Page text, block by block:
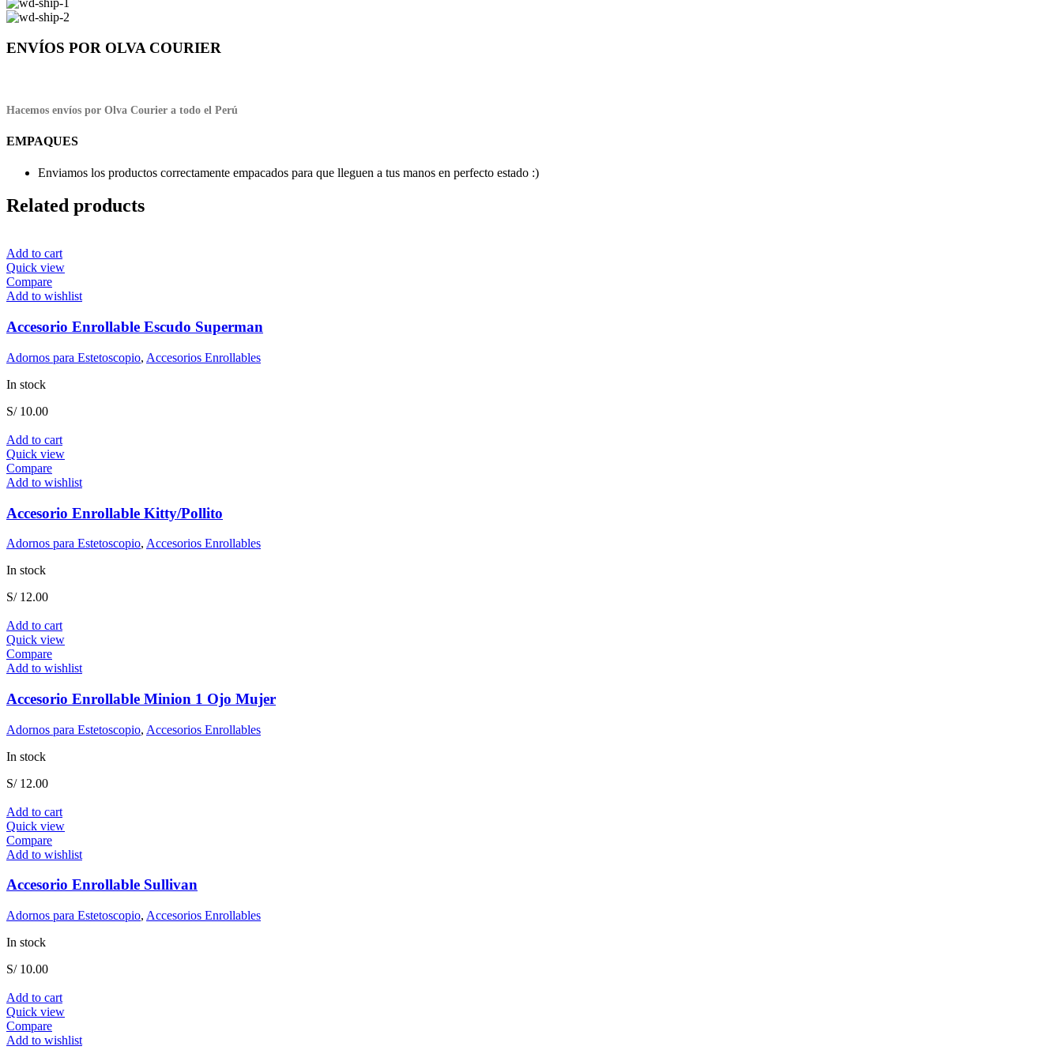
ENVÍOS POR OLVA COURIER
Hacemos envíos por Olva Courier a todo el Perú
EMPAQUES
Enviamos los productos correctamente empacados para que lleguen a tus manos en perfecto estado :)
Related products
Add to cart
Quick view
Compare
Add to wishlist
Accesorio Enrollable Escudo Superman
Adornos para Estetoscopio, Accesorios Enrollables
In stock
S/10.00
Add to cart
Quick view
Compare
Add to wishlist
Accesorio Enrollable Kitty/Pollito
Adornos para Estetoscopio, Accesorios Enrollables
In stock
S/12.00
Add to cart
Quick view
Compare
Add to wishlist
Accesorio Enrollable Minion 1 Ojo Mujer
Adornos para Estetoscopio, Accesorios Enrollables
In stock
S/12.00
Add to cart
Quick view
Compare
Add to wishlist
Accesorio Enrollable Sullivan
Adornos para Estetoscopio, Accesorios Enrollables
In stock
S/10.00
Add to cart
Quick view
Compare
Add to wishlist